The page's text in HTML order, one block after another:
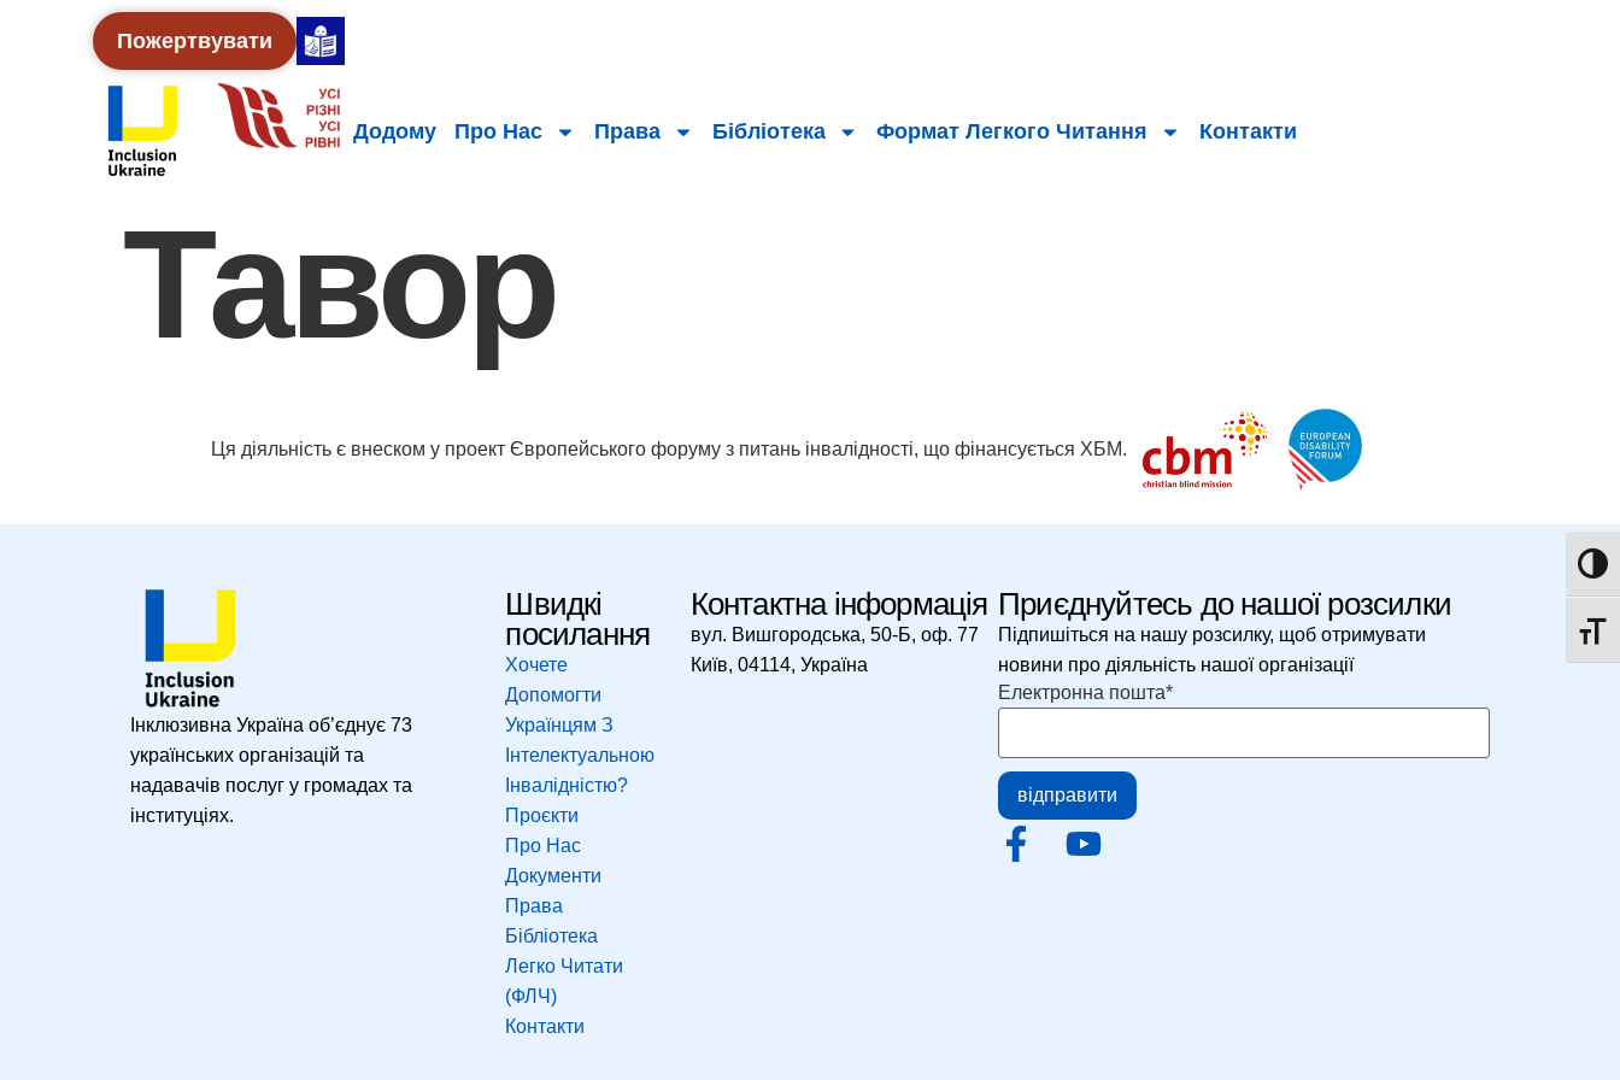
Пожертвувати
Додому Про Нас Права Бібліотека Формат Легкого Читання Контакти
Тавор
Ця діяльність є внеском у проект Європейського форуму з питань інвалідності, що фінансується ХБМ.
Інклюзивна Україна об’єднує 73
українських організацій та
надавачів послуг у громадах та
інституціях.
Швидкі
посилання
Хочете
Допомогти
Українцям З
Інтелектуальною
Інвалідністю?
Проєкти
Про Нас
Документи
Права
Бібліотека
Легко Читати
(ФЛЧ)
Контакти
Контактна інформація
вул. Вишгородська, 50-Б, оф. 77
Київ, 04114, Україна
Приєднуйтесь до нашої розсилки
Підпишіться на нашу розсилку, щоб отримувати
новини про діяльність нашої організації
Електронна пошта*
Email
відправити